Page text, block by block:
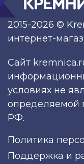
2015-2026 ©
интернет-
Сайт
условиях не
определяемой
РФ.
Политика
Поддержка и